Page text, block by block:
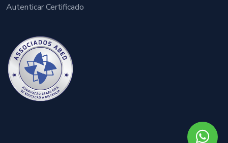
Autenticar Certificado